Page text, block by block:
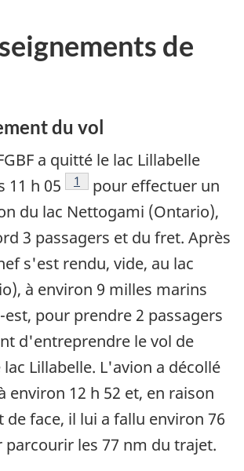
de
du vol
a quitté le lac Lillabelle
11 h 05
Note de bas de page
1
pour effectuer un
du lac Nettogami (Ontario),
3 passagers et du fret. Après
s'est rendu, vide, au lac
à environ 9 milles marins
pour prendre 2 passagers
d'entreprendre le vol de
Lillabelle. L'avion a décollé
environ 12 h 52 et, en raison
face, il lui a fallu environ 76
les 77 nm du trajet.